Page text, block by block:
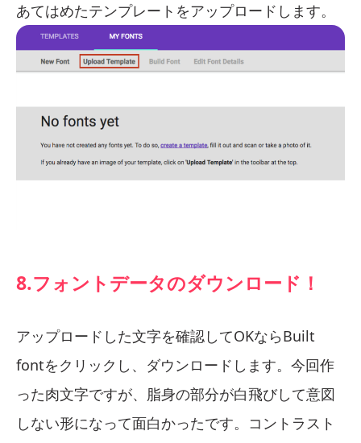
あてはめたテンプレートをアップロードします。
8.フォントデータのダウンロード！
アップロードした文字を確認してOKならBuilt
fontをクリックし、ダウンロードします。今回作
った肉文字ですが、脂身の部分が白飛びして意図
しない形になって面白かったです。コントラスト